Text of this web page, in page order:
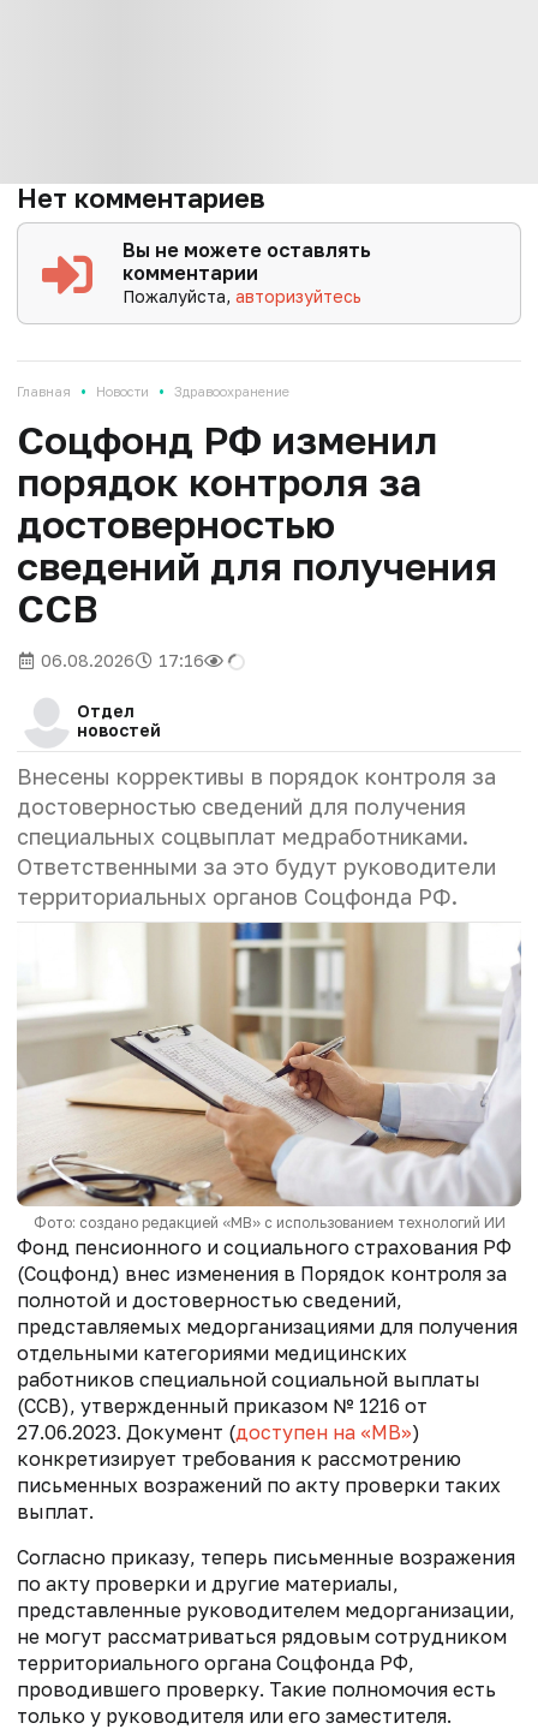
Нет комментариев
Вы не можете оставлять
комментарии
Пожалуйста,авторизуйтесь
Главная • Новости • Здравоохранение
Соцфонд РФ изменил
порядок контроля за
достоверностью
сведений для получения
ССВ
06.08.2026 17:16
Отдел
новостей
Внесены коррективы в порядок контроля за
достоверностью сведений для получения
специальных соцвыплат медработниками.
Ответственными за это будут руководители
территориальных органов Соцфонда РФ.
Фото: создано редакцией «МВ» с использованием технологий ИИ
Фонд пенсионного и социального страхования РФ
(Соцфонд) внес изменения в Порядок контроля за
полнотой и достоверностью сведений,
представляемых медорганизациями для получения
отдельными категориями медицинских
работников специальной социальной выплаты
(ССВ), утвержденный приказом № 1216 от
27.06.2023. Документ (доступен на «МВ»)
конкретизирует требования к рассмотрению
письменных возражений по акту проверки таких
выплат.
Согласно приказу, теперь письменные возражения
по акту проверки и другие материалы,
представленные руководителем медорганизации,
не могут рассматриваться рядовым сотрудником
территориального органа Соцфонда РФ,
проводившего проверку. Такие полномочия есть
только у руководителя или его заместителя.